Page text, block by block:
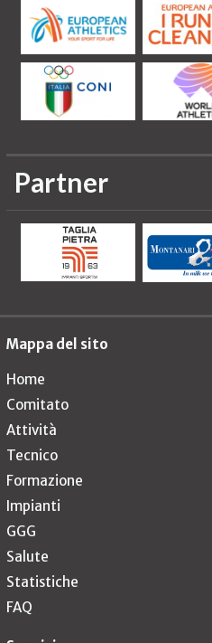
Partner
Mappa del sito
Home
Comitato
Attività
Tecnico
Formazione
Impianti
GGG
Salute
Statistiche
FAQ